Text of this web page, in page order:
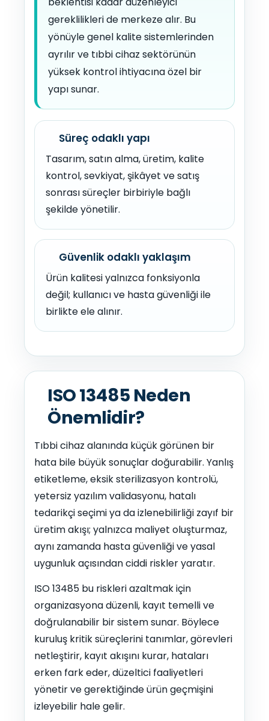
gereklilikleri de merkeze alır. Bu
yönüyle genel kalite sistemlerinden
ayrılır ve tıbbi cihaz sektörünün
yüksek kontrol ihtiyacına özel bir
yapı sunar.
Süreç odaklı yapı
Tasarım, satın alma, üretim, kalite
kontrol, sevkiyat, şikâyet ve satış
sonrası süreçler birbiriyle bağlı
şekilde yönetilir.
Güvenlik odaklı yaklaşım
Ürün kalitesi yalnızca fonksiyonla
değil; kullanıcı ve hasta güvenliği ile
birlikte ele alınır.
ISO 13485 Neden
Önemlidir?
Tıbbi cihaz alanında küçük görünen bir
hata bile büyük sonuçlar doğurabilir. Yanlış
etiketleme, eksik sterilizasyon kontrolü,
yetersiz yazılım validasyonu, hatalı
tedarikçi seçimi ya da izlenebilirliği zayıf bir
üretim akışı; yalnızca maliyet oluşturmaz,
aynı zamanda hasta güvenliği ve yasal
uygunluk açısından ciddi riskler yaratır.
ISO 13485 bu riskleri azaltmak için
organizasyona düzenli, kayıt temelli ve
doğrulanabilir bir sistem sunar. Böylece
kuruluş kritik süreçlerini tanımlar, görevleri
netleştirir, kayıt akışını kurar, hataları
erken fark eder, düzeltici faaliyetleri
yönetir ve gerektiğinde ürün geçmişini
izleyebilir hale gelir.